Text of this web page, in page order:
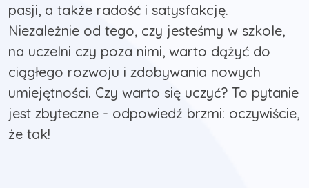
pasji, a także radość i satysfakcję.
Niezależnie od tego, czy jesteśmy w szkole,
na uczelni czy poza nimi, warto dążyć do
ciągłego rozwoju i zdobywania nowych
umiejętności. Czy warto się uczyć? To pytanie
jest zbyteczne - odpowiedź brzmi: oczywiście,
że tak!